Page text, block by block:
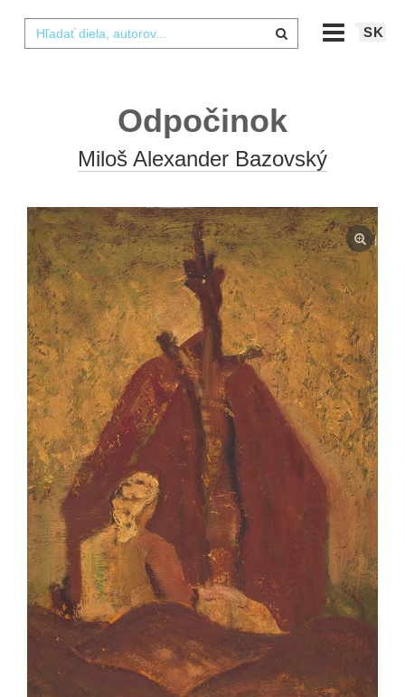
SK
Odpočinok
Miloš Alexander Bazovský